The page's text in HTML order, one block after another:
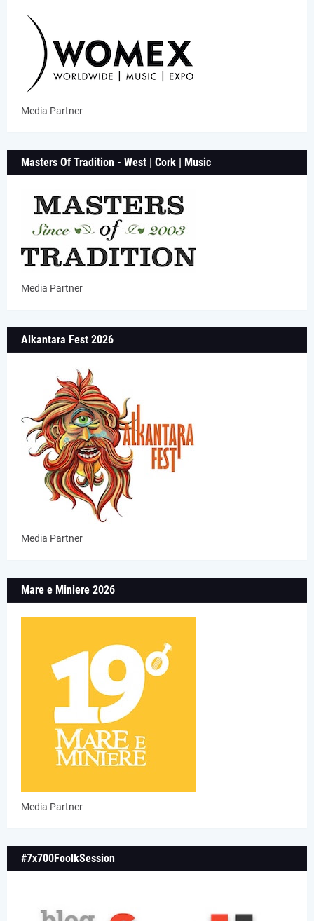
Media Partner
Masters Of Tradition - West | Cork | Music
Media Partner
Alkantara Fest 2026
Media Partner
Mare e Miniere 2026
Media Partner
#7x700FoolkSession